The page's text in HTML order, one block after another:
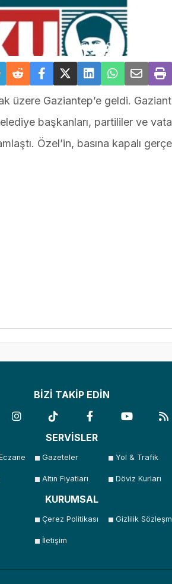
üzere Gaziantep’e geldi.
başkanları, partililer ve
Özel’in, basına kapalı
BİZİ TAKİP EDİN
SERVİSLER
Gazeteler Yol & Trafik
Altın Fiyatları Döviz Kurları
KURUMSAL
Çerez Politikası Gizlilik
İletişim